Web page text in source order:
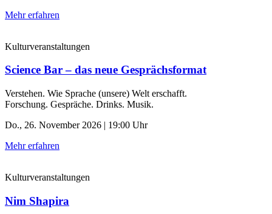
Mehr erfahren
Kulturveranstaltungen
Science Bar – das neue Gesprächsformat
Verstehen. Wie Sprache (unsere) Welt erschafft.
Forschung. Gespräche. Drinks. Musik.
Do., 26. November 2026 | 19:00 Uhr
Mehr erfahren
Kulturveranstaltungen
Nim Shapira